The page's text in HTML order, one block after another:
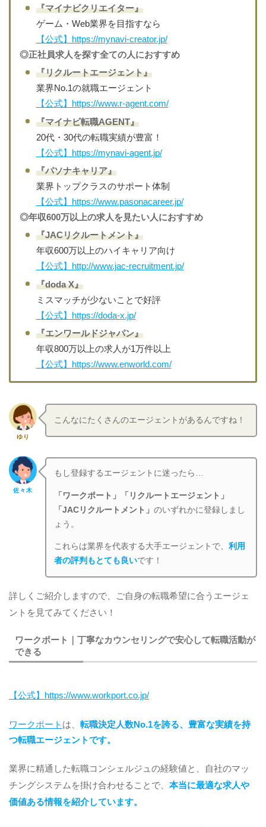
『マイナビクリエイター』
ゲーム・Web業界を目指すなら
【公式】https://mynavi-creator.jp/
◎正社員求人を探す全ての人におすすめ
『リクルートエージェント』
業界No.1の就職エージェント
【公式】https://www.r-agent.com/
『マイナビ転職AGENT』
20代・30代の転職実績が豊富！
【公式】https://mynavi-agent.jp/
『パソナキャリア』
業界トップクラスのサポート体制
【公式】https://www.pasonacareer.jp/
◎年収600万以上の求人を見たい人におすすめ
『JACリクルートメント』
年収600万以上のハイキャリア向け
【公式】http://www.jac-recruitment.jp/
『doda X』
ミスマッチが少ないことで好評
【公式】https://doda-x.jp/
『エンワールドジャパン』
年収800万以上の求人が1万件以上
【公式】https://www.enworld.com/
ゆり
こんなにたくさんのエージェントがあるんですね！
佐々木
もし登録するエージェントに迷ったら…
「ワークポート」「リクルートエージェント」
「JACリクルートメント」のいずれかに登録しまし
ょう。
これらは業界を代表する大手エージェントで、利用
者の評判もとても良いです！
詳しくご紹介しますので、ご自身の転職希望に合うエージェ
ントを見てみてください！
ワークポート｜丁寧なカウンセリングで安心して転職活動が
できる
【公式】https://www.workport.co.jp/
ワークポート は、 転職決定人数No.1を誇る、豊富な実績を持
つ転職エージェントです。
業界に精通した転職コンシェルジュの経験値と、自社のマッ
チングシステムを掛け合わせることで、 本当に最適な求人や
価値ある情報を紹介しています。